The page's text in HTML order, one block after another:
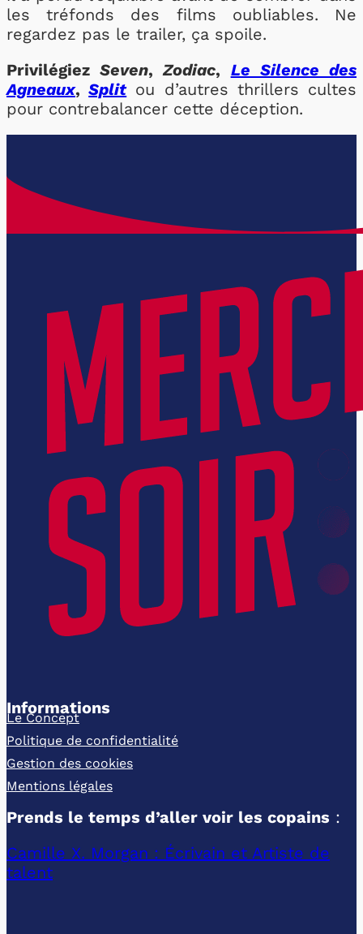
les tréfonds des films oubliables. Ne
regardez pas le trailer, ça spoile.
PrivilégiezSeven,Zodiac, Le Silence des
Agneaux,Splitou d’autres thrillers cultes
pour contrebalancer cette déception.
Informations
Le Concept
Politique de confidentialité
Gestion des cookies
Mentions légales
Prends le temps d’aller voir les copains :
Camille X. Morgan : Écrivain et Artiste de
talent